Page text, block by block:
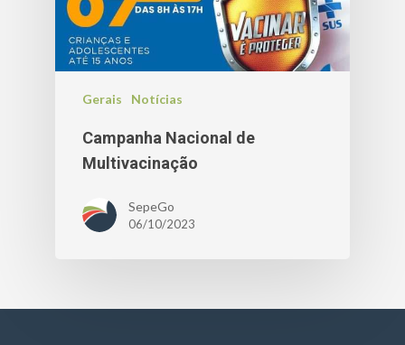
Gerais Notícias
Campanha Nacional de
Multivacinação
SepeGo
06/10/2023